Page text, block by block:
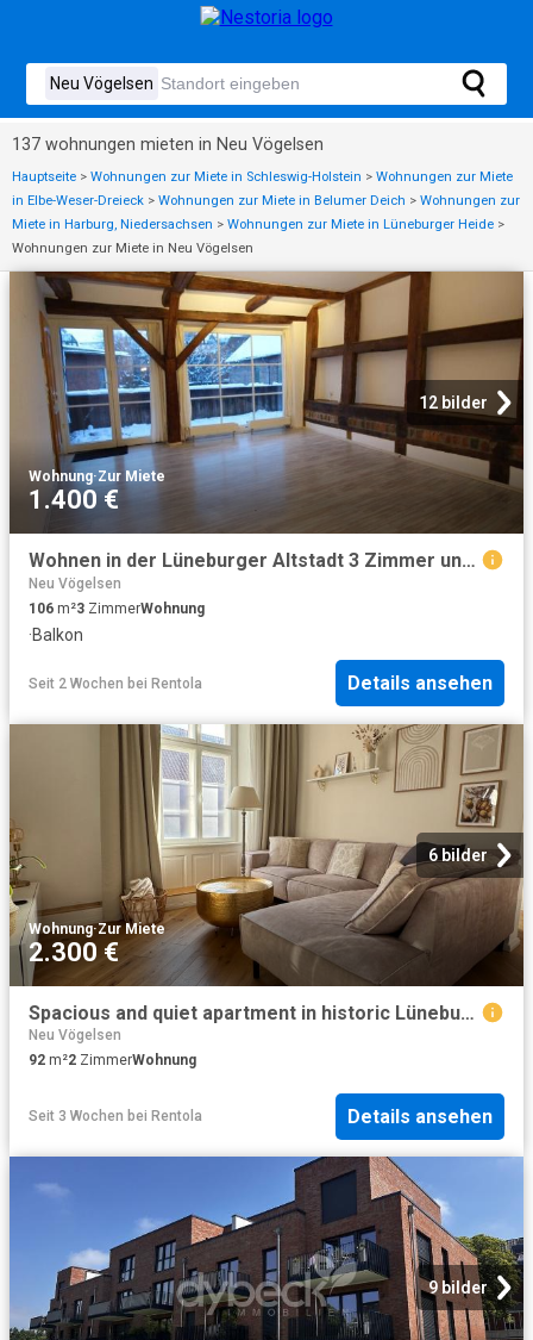
137 wohnungen mieten in Neu Vögelsen
Hauptseite > Wohnungen zur Miete in Schleswig-Holstein > Wohnungen zur Miete
in Elbe-Weser-Dreieck > Wohnungen zur Miete in Belumer Deich > Wohnungen zur
Miete in Harburg, Niedersachsen > Wohnungen zur Miete in Lüneburger Heide >
Wohnungen zur Miete in Neu Vögelsen
12 bilder
Wohnung·Zur Miete
1.400 €
Wohnen in der Lüneburger Altstadt 3 Zimmer und großer Balkon
Neu Vögelsen
106 m²3 ZimmerWohnung
·Balkon
Seit 2 Wochen bei Rentola Details ansehen
6 bilder
Wohnung·Zur Miete
2.300 €
Spacious and quiet apartment in historic Lüneburg Altstadt
Neu Vögelsen
92 m²2 ZimmerWohnung
Seit 3 Wochen bei Rentola Details ansehen
9 bilder